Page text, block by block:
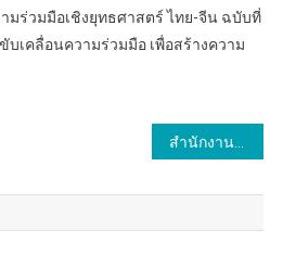
มร่วมมือเชิงยุทธศาสตร์ ไทย-จีน ฉบับที่
บเคลื่อนความร่วมมือ เพื่อสร้างความ